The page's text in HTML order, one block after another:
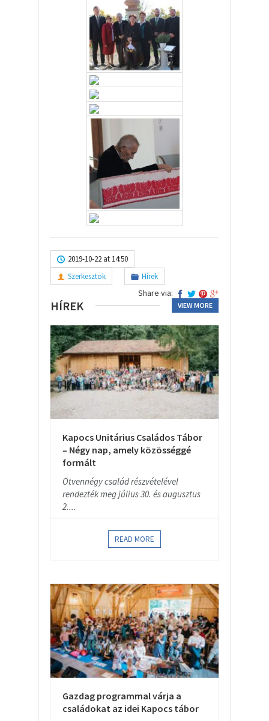
2019-10-22 at 14:50
Szerkesztok
Hírek
Share via:
HÍREK VIEW MORE
Kapocs Unitárius Családos Tábor
– Négy nap, amely közösséggé
formált
Ötvennégy család részvételével
rendezték meg július 30. és augusztus
2....
READ MORE
Gazdag programmal várja a
családokat az idei Kapocs tábor